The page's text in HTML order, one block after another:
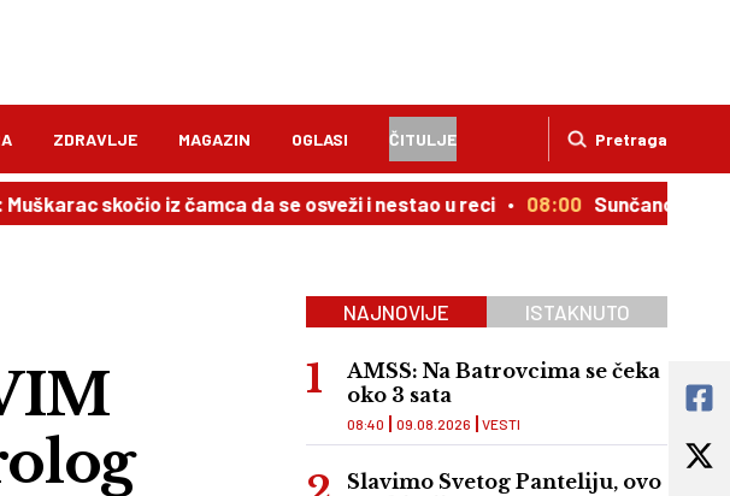
Pretraga
ZDRAVLJE MAGAZIN OGLASI ČITULJE
skočio iz čamca da se osveži i nestao u reci 08:00 Sunčano, do 36
NAJNOVIJE ISTAKNUTO
AMSS: Na Batrovcima se čeka
oko 3 sata
VESTI
08:40 09.08.2026
Slavimo Svetog Panteliju, ovo